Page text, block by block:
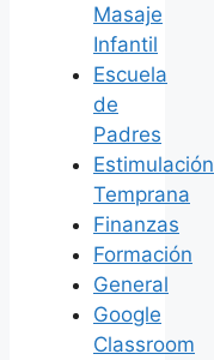
Masaje
Infantil
Escuela
de
Padres
Estimulación
Temprana
Finanzas
Formación
General
Google
Classroom